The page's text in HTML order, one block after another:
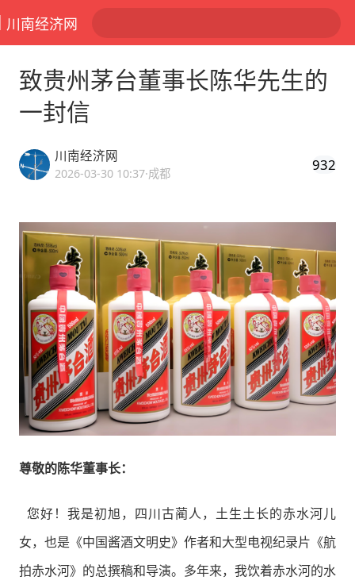
川南经济网
致贵州茅台董事长陈华先生的
一封信
川南经济网
2026-03-30 10:37·成都 932
尊敬的陈华董事长：
您好！我是初旭，四川古蔺人，土生土长的赤水河儿
女，也是《中国酱酒文明史》作者和大型电视纪录片《航
拍赤水河》的总撰稿和导演。多年来，我饮着赤水河的水